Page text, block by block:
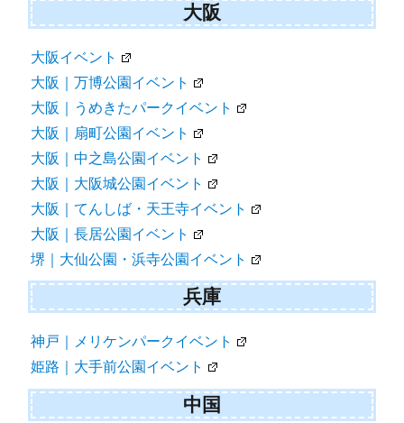
大阪
大阪イベント
大阪｜万博公園イベント
大阪｜うめきたパークイベント
大阪｜扇町公園イベント
大阪｜中之島公園イベント
大阪｜大阪城公園イベント
大阪｜てんしば・天王寺イベント
大阪｜長居公園イベント
堺｜大仙公園・浜寺公園イベント
兵庫
神戸｜メリケンパークイベント
姫路｜大手前公園イベント
中国